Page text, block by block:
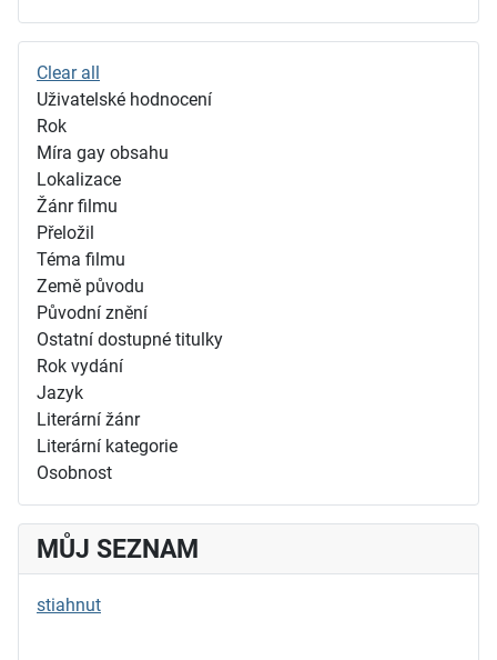
Clear all
Uživatelské hodnocení
Rok
Míra gay obsahu
Lokalizace
Žánr filmu
Přeložil
Téma filmu
Země původu
Původní znění
Ostatní dostupné titulky
Rok vydání
Jazyk
Literární žánr
Literární kategorie
Osobnost
MŮJ SEZNAM
stiahnut